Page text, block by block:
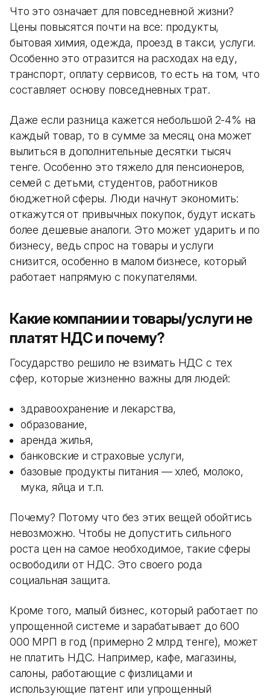
Что это означает для повседневной жизни?
Цены повысятся почти на все: продукты,
бытовая химия, одежда, проезд в такси, услуги.
Особенно это отразится на расходах на еду,
транспорт, оплату сервисов, то есть на том, что
составляет основу повседневных трат.
Даже если разница кажется небольшой 2-4% на
каждый товар, то в сумме за месяц она может
вылиться в дополнительные десятки тысяч
тенге. Особенно это тяжело для пенсионеров,
семей с детьми, студентов, работников
бюджетной сферы. Люди начнут экономить:
откажутся от привычных покупок, будут искать
более дешевые аналоги. Это может ударить и по
бизнесу, ведь спрос на товары и услуги
снизится, особенно в малом бизнесе, который
работает напрямую с покупателями.
Какие компании и товары/услуги не
платят НДС и почему?
Государство решило не взимать НДС с тех
сфер, которые жизненно важны для людей:
здравоохранение и лекарства,
образование,
аренда жилья,
банковские и страховые услуги,
базовые продукты питания — хлеб, молоко,
мука, яйца и т.п.
Почему? Потому что без этих вещей обойтись
невозможно. Чтобы не допустить сильного
роста цен на самое необходимое, такие сферы
освободили от НДС. Это своего рода
социальная защита.
Кроме того, малый бизнес, который работает по
упрощенной системе и зарабатывает до 600
000 МРП в год (примерно 2 млрд тенге), может
не платить НДС. Например, кафе, магазины,
салоны, работающие с физлицами и
использующие патент или упрощенный